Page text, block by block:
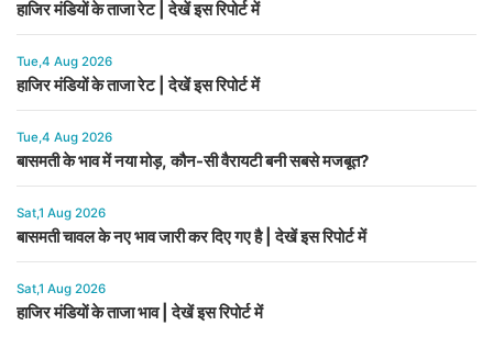
हाजिर मंडियों के ताजा रेट | देखें इस रिपोर्ट में
Tue,4 Aug 2026
हाजिर मंडियों के ताजा रेट | देखें इस रिपोर्ट में
Tue,4 Aug 2026
बासमती के भाव में नया मोड़, कौन-सी वैरायटी बनी सबसे मजबूत?
Sat,1 Aug 2026
बासमती चावल के नए भाव जारी कर दिए गए है | देखें इस रिपोर्ट में
Sat,1 Aug 2026
हाजिर मंडियों के ताजा भाव | देखें इस रिपोर्ट में